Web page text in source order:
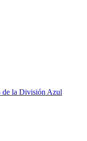
de la División Azul